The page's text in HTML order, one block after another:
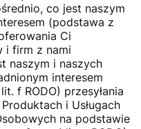
co jest naszym
(podstawa z
Ci
i firm z nami
naszym i naszych
interesem
f RODO) przesyłania
i Usługach
na podstawie